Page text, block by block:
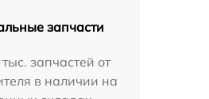
запчасти
запчастей от
в наличии на